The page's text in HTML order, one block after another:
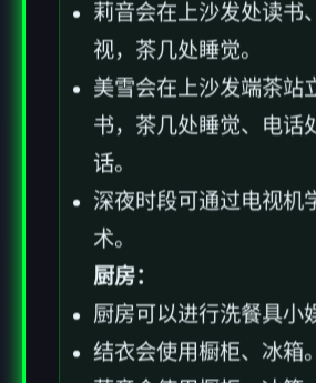
莉音会在上沙发处读书
视，茶几处睡觉。
美雪会在上沙发端茶站
书，茶几处睡觉、电话
话。
深夜时段可通过电视机
术。
厨房：
厨房可以进行洗餐具小
结衣会使用橱柜、冰箱。